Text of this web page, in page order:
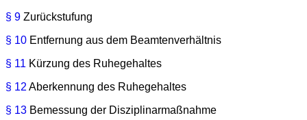
§ 9 Zurückstufung
§ 10 Entfernung aus dem Beamtenverhältnis
§ 11 Kürzung des Ruhegehaltes
§ 12 Aberkennung des Ruhegehaltes
§ 13 Bemessung der Disziplinarmaßnahme